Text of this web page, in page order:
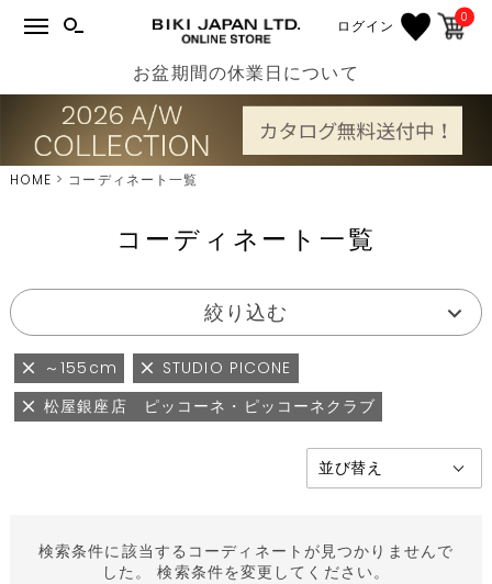
ログイン 0
お盆期間の休業日について
HOME コーディネート一覧
コーディネート一覧
絞り込む
～155cm
STUDIO PICONE
松屋銀座店 ピッコーネ・ピッコーネクラブ
検索条件に該当するコーディネートが見つかりませんで
した。 検索条件を変更してください。